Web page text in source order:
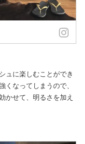
ュに楽しむことができ
くなってしまうので、
かせて、明るさを加え